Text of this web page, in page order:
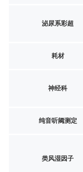
泌尿系彩超
耗材
神经科
纯音听阈测定
类风湿因子